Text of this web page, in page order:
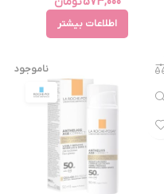
اطلاعات بیشتر
ناموجود